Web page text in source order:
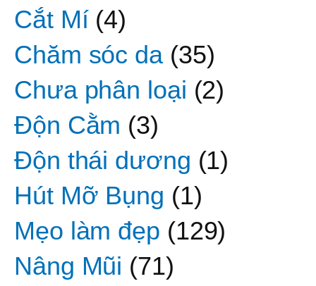
Cắt Mí(4)
Chăm sóc da(35)
Chưa phân loại (2)
Độn Cằm (3)
Độn thái dương (1)
Hút Mỡ Bụng (1)
Mẹo làm đẹp (129)
Nâng Mũi (71)